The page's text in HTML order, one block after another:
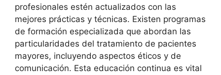
profesionales estén actualizados con las
mejores prácticas y técnicas. Existen programas
de formación especializada que abordan las
particularidades del tratamiento de pacientes
mayores, incluyendo aspectos éticos y de
comunicación. Esta educación continua es vital